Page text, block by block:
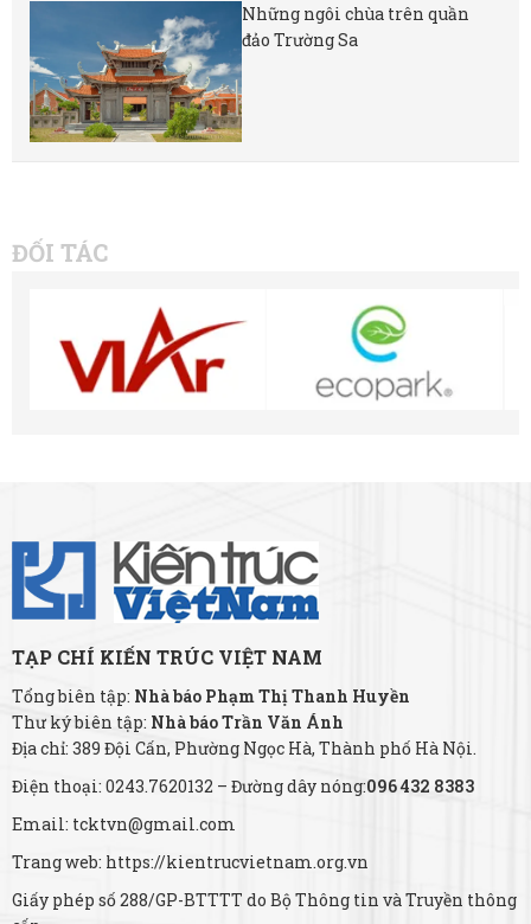
Những ngôi chùa trên quần
đảo Trường Sa
ĐỐI TÁC
TẠP CHÍ KIẾN TRÚC VIỆT NAM
Tổng biên tập: Nhà báo Phạm Thị Thanh Huyền
Thư ký biên tập: Nhà báo Trần Văn Ánh
Địa chỉ: 389 Đội Cấn, Phường Ngọc Hà, Thành phố Hà Nội.
Điện thoại: 0243.7620132 – Đường dây nóng:096 432 8383
Email: tcktvn@gmail.com
Trang web: https://kientrucvietnam.org.vn
Giấy phép số 288/GP-BTTTT do Bộ Thông tin và Truyền thông